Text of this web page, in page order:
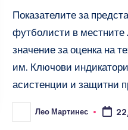
Показателите за
футболисти в местните
значение за оценка на
им. Ключови
асистенции и защитни
Posted
by
Лео Мартинес